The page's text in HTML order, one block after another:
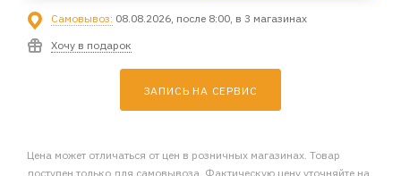
Самовывоз: 08.08.2026, после 8:00, в 3 магазинах
Хочу в подарок
ЗАПИСЬ НА СЕРВИС
Цена может отличаться от цен в розничных магазинах. Товар
доступен только для самовывоза. Фактическую цену уточняйте на